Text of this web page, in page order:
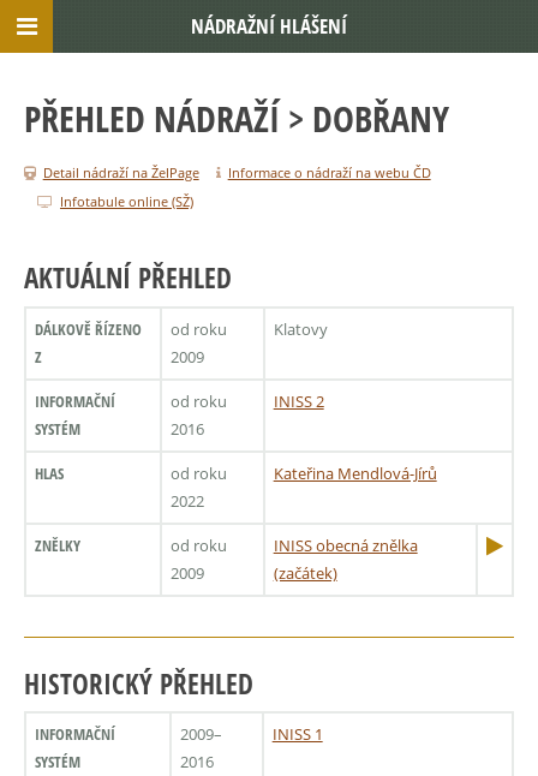
PŘEHLED NÁDRAŽÍ > DOBŘANY
Detail nádraží na ŽelPage
Informace o nádraží na webu ČD
Infotabule online (SŽ)
AKTUÁLNÍ PŘEHLED
DÁLKOVĚ ŘÍZENO
Z
od roku
2009
Klatovy
INFORMAČNÍ
SYSTÉM
od roku
2016
INISS 2
HLAS
od roku
2022
Kateřina Mendlová-Jírů
ZNĚLKY
od roku
2009
INISS obecná znělka
(začátek)
HISTORICKÝ PŘEHLED
INFORMAČNÍ
SYSTÉM
2009–
2016
INISS 1
NÁDRAŽNÍ HLÁŠENÍ